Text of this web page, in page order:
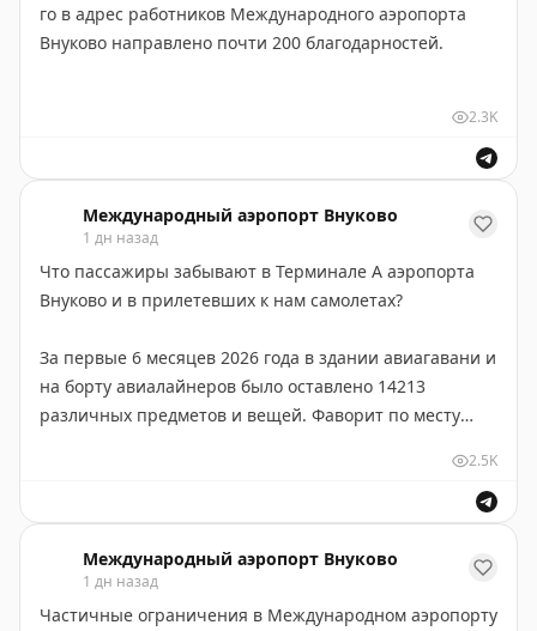
- через чат-бот:max.ru/vnukovo_bot
го в адрес работников Международного аэропорта
Внуково направлено почти 200 благодарностей.
оперативность наших сотрудников. Теплые слова в
организации обслуживания маломобильных пассажи
ров, службы авиационной безопасности, кинологов,
сотрудниц комнаты матери и ребенка и других
подразделений.
Отметим, что мы, конечно, принимаем и жалобы.
Заполнить форму обратной связи можно на сайте
галочки. Обращения внимательно изучаются, по ним
проводится работа с целью улучшения функционала
авиагавани и повышения комфорта для пассажиров.
2.3K
Международный аэропорт Внуково
1 дн назад
Что пассажиры забывают в Терминале A аэропорта
Внуково и в прилетевших к нам самолетах?
За первые 6 месяцев 2026 года в здании авиагавани и
на борту авиалайнеров было оставлено 14213
различных предметов и вещей. Фаворит по месту
телефоны, куртки, ключи, кольца, наушники, шарфы,
кофты и — лишь на 10-м месте — зонты.
Из забытого интересного: топор, лопата, гантели,
2.5K
Международный аэропорт Внуково
1 дн назад
Частичные ограничения в Международном аэропорту